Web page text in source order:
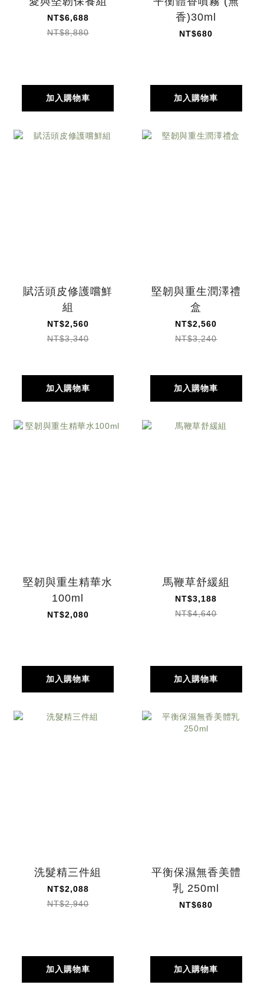
NT$6,688
NT$8,880
加入購物車
香)30ml
NT$680
加入購物車
賦活頭皮修護嚐鮮
組
NT$2,560
NT$3,340
加入購物車
堅韌與重生潤澤禮
盒
NT$2,560
NT$3,240
加入購物車
堅韌與重生精華水
100ml
NT$2,080
加入購物車
馬鞭草舒緩組
NT$3,188
NT$4,640
加入購物車
洗髮精三件組
NT$2,088
NT$2,940
加入購物車
平衡保濕無香美體
乳 250ml
NT$680
加入購物車